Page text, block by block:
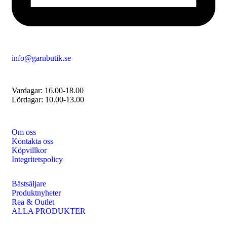
info@garnbutik.se
Vardagar: 16.00-18.00
Lördagar: 10.00-13.00
Om oss
Kontakta oss
Köpvillkor
Integritetspolicy
Bästsäljare
Produktnyheter
Rea & Outlet
ALLA PRODUKTER